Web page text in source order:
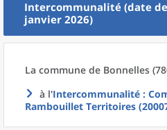
Intercommunalité (date
janvier 2026)
La commune de Bonnelles
à l'Intercommunalité :
Rambouillet Territoires